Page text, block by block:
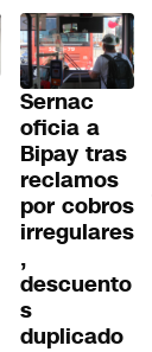
Sernac
oficia a
Bipay tras
reclamos
por cobros
irregulares
,
descuento
s
duplicado